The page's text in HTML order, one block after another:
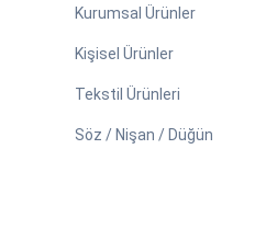
Kurumsal Ürünler
Kişisel Ürünler
Tekstil Ürünleri
Söz / Nişan / Düğün